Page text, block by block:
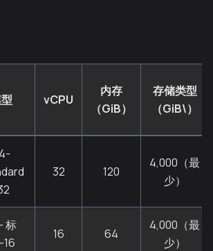
vCPU
内存
（GiB）
存储类型
（GiB\）
32 120
4,000（最
少）
标
16 64
4,000（最
少）